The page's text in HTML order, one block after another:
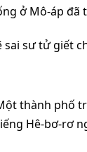
ở Mô-áp đã
sai sư tử giết
thành phố
Hê-bơ-rơ